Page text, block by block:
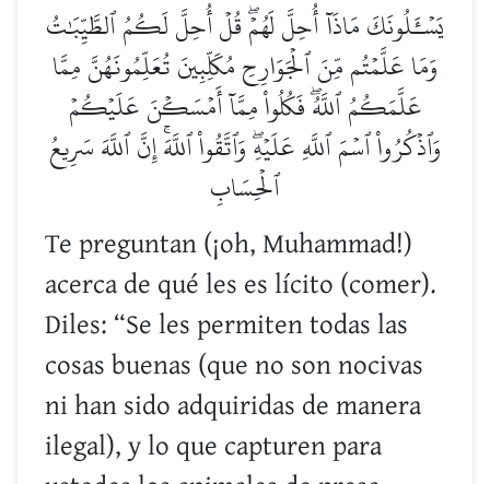
يَسۡـَٔلُونَكَ مَاذَآ أُحِلَّ لَهُمۡۖ قُلۡ أُحِلَّ لَكُمُ ٱلطَّيِّبَٰتُ
وَمَا عَلَّمۡتُم مِّنَ ٱلۡجَوَارِحِ مُكَلِّبِينَ تُعَلِّمُونَهُنَّ مِمَّا
عَلَّمَكُمُ ٱللَّهُۖ فَكُلُواْ مِمَّآ أَمۡسَكۡنَ عَلَيۡكُمۡ
وَٱذۡكُرُواْ ٱسۡمَ ٱللَّهِ عَلَيۡهِۖ وَٱتَّقُواْ ٱللَّهَۚ إِنَّ ٱللَّهَ سَرِيعُ
ٱلۡحِسَابِ
Te preguntan (¡oh, Muhammad!)
acerca de qué les es lícito (comer).
Diles: “Se les permiten todas las
cosas buenas (que no son nocivas
ni han sido adquiridas de manera
ilegal), y lo que capturen para